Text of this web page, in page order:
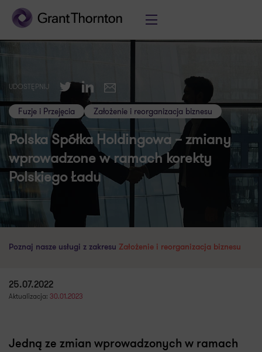
UDOSTĘPNIJ TwitterLinkedIn
E-mail
Fuzje i Przejęcia Założenie i reorganizacja biznesu
Polska Spółka Holdingowa – zmiany
wprowadzone w ramach korekty
Polskiego Ładu
Poznaj nasze usługi z zakresu Założenie i reorganizacja biznesu
25.07.2022
Aktualizacja: 30.01.2023
Jedną ze zmian wprowadzonych w ramach